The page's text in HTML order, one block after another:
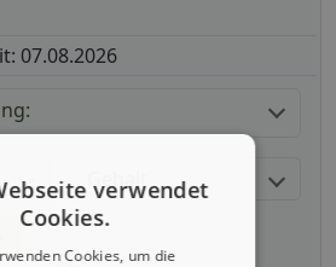
07.08.2026
verwendet
Cookies.
Cookies, um die